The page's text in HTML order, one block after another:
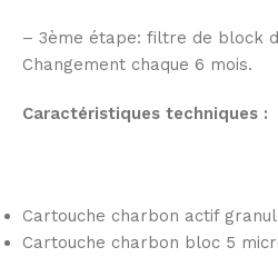
– 3ème étape: filtre de block
Changement chaque 6 mois.
Caractéristiques
Cartouche charbon actif
Cartouche charbon bloc 5